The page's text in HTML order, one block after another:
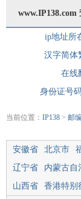
www.IP138.com
ip地址所
汉字简体
在线
身份证号
当前位置： IP138 > 邮
安徽省 北京市
辽宁省
内蒙古自
山西省
香港特别